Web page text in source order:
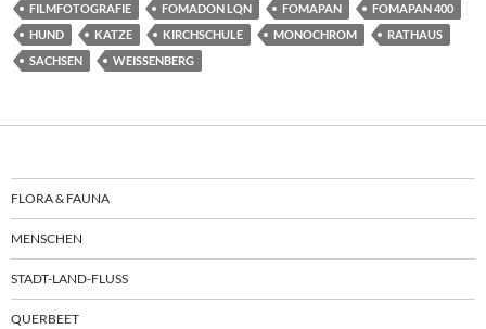
FILMFOTOGRAFIE
FOMADON LQN FOMAPAN
FOMAPAN 400
HUND
KATZE KIRCHSCHULE MONOCHROM
RATHAUS
SACHSEN
WEISSENBERG
FLORA & FAUNA
MENSCHEN
STADT-LAND-FLUSS
QUERBEET